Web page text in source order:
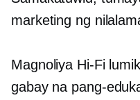
marketing ng
Magnoliya Hi-Fi
gabay na pang-